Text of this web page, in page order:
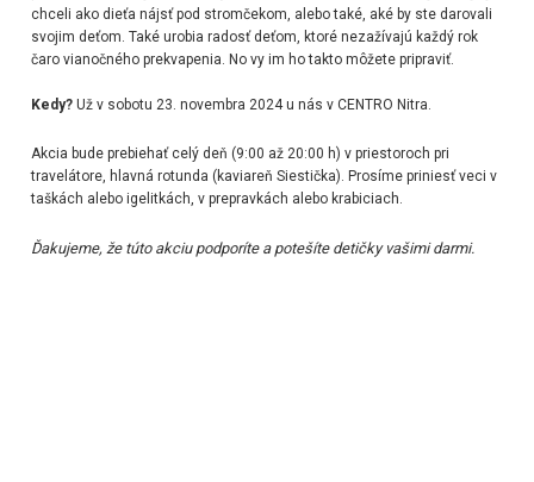
chceli ako dieťa nájsť pod stromčekom, alebo také, aké by ste darovali
svojim deťom. Také urobia radosť deťom, ktoré nezažívajú každý rok
čaro vianočného prekvapenia. No vy im ho takto môžete pripraviť.
Kedy?Už v sobotu 23. novembra 2024 u nás v CENTRO Nitra.
Akcia bude prebiehať celý deň (9:00 až 20:00 h) v priestoroch pri
travelátore, hlavná rotunda (kaviareň Siestička). Prosíme priniesť veci v
taškách alebo igelitkách, v prepravkách alebo krabiciach.
Ďakujeme, že túto akciu podporíte a potešíte detičky vašimi darmi.